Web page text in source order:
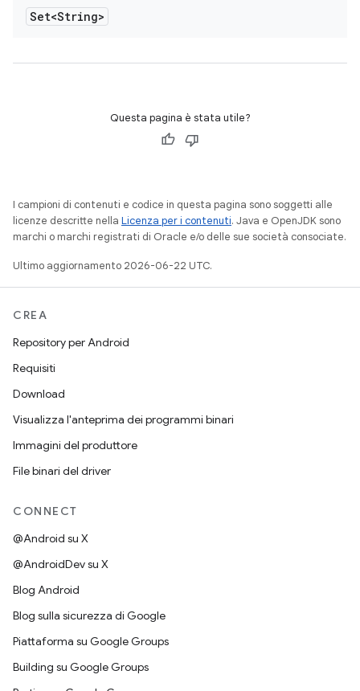
Set<String>
Questa pagina è stata utile?
I campioni di contenuti e codice in questa pagina sono soggetti alle
licenze descritte nella Licenza per i contenuti. Java e OpenJDK sono
marchi o marchi registrati di Oracle e/o delle sue società consociate.
Ultimo aggiornamento 2026-06-22 UTC.
CREA
Repository per Android
Requisiti
Download
Visualizza l'anteprima dei programmi binari
Immagini del produttore
File binari del driver
CONNECT
@Android su X
@AndroidDev su X
Blog Android
Blog sulla sicurezza di Google
Piattaforma su Google Groups
Building su Google Groups